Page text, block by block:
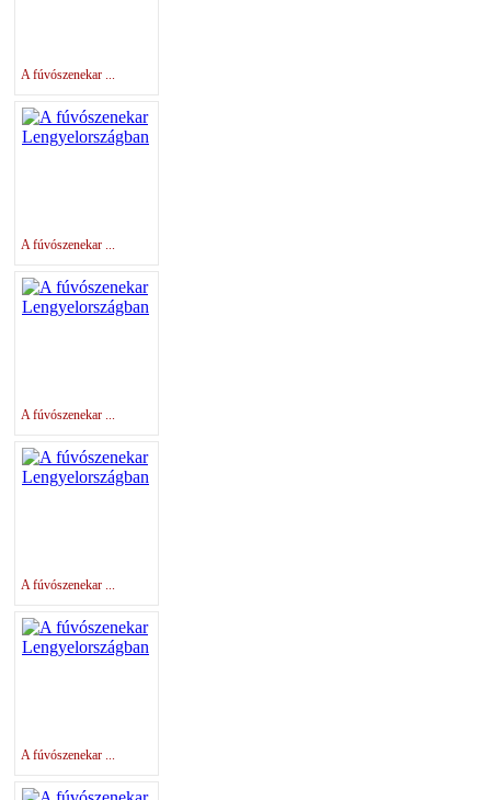
A fúvószenekar ...
A fúvószenekar ...
A fúvószenekar ...
A fúvószenekar ...
A fúvószenekar ...